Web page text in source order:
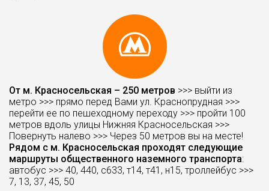
От м. Красносельская – 250 метров >>> выйти из
метро >>> прямо перед Вами ул. Краснопрудная >>>
перейти ее по пешеходному переходу >>> пройти 100
метров вдоль улицы Нижняя Красносельская >>>
Повернуть налево >>> Через 50 метров вы на месте!
Рядом с м. Красносельская проходят следующие
маршруты общественного наземного транспорта:
автобус >>> 40, 440, с633, т14, т41, н15, троллейбус >>>
7, 13, 37, 45, 50